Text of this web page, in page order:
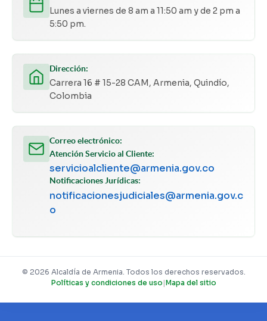
Lunes a viernes de 8 am a 11:50 am y de 2 pm a
5:50 pm.
Dirección:
Carrera 16 # 15-28 CAM, Armenia, Quindío,
Colombia
Correo electrónico:
Atención Servicio al Cliente:
servicioalcliente@armenia.gov.co
Notificaciones Jurídicas:
notificacionesjudiciales@armenia.gov.c
o
© 2026 Alcaldía de Armenia. Todos los derechos reservados.
Políticas y condiciones de uso |Mapa del sitio